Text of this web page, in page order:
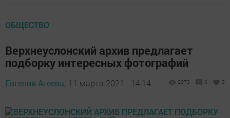
ОБЩЕСТВО
Верхнеуслонский архив предлагает
подборку интересных фотографий
Евгения Агеева, 11 марта 2021 - 14:14 2073 0 0